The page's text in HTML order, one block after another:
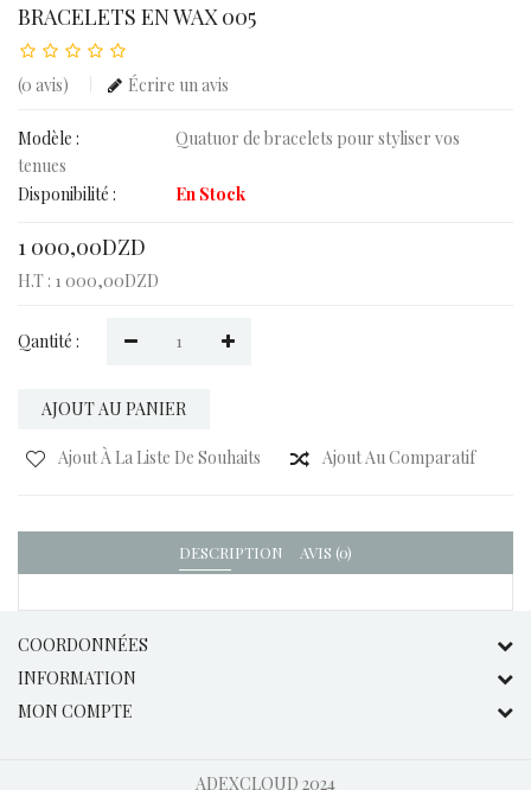
BRACELETS EN WAX 005
(0 avis) Écrire un avis
Modèle :
Quatuor de bracelets pour styliser vos
tenues
Disponibilité :
En Stock
1 000,00DZD
H.T : 1 000,00DZD
Qantité :
AJOUT AU PANIER
Ajout À La Liste De Souhaits Ajout Au Comparatif
DESCRIPTION AVIS (0)
COORDONNÉES
INFORMATION
MON COMPTE
ADEXCLOUD 2024